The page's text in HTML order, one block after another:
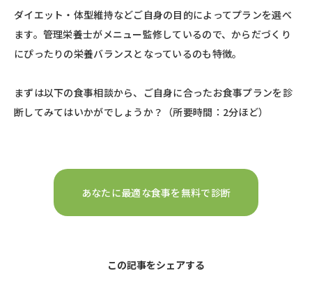
ダイエット・体型維持などご自身の目的によってプランを選べ
ます。管理栄養士がメニュー監修しているので、からだづくり
にぴったりの栄養バランスとなっているのも特徴。
まずは以下の食事相談から、ご自身に合ったお食事プランを診
断してみてはいかがでしょうか？（所要時間：2分ほど）
あなたに最適な食事を無料で診断
この記事をシェアする